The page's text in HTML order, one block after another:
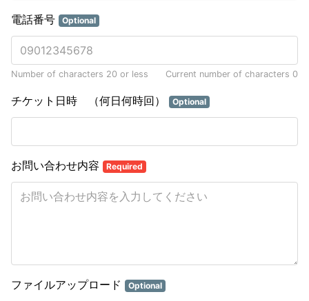
電話番号 Optional
Number of characters 20 or less Current number of characters 0
チケット日時 （何日何時回） Optional
お問い合わせ内容 Required
ファイルアップロード Optional